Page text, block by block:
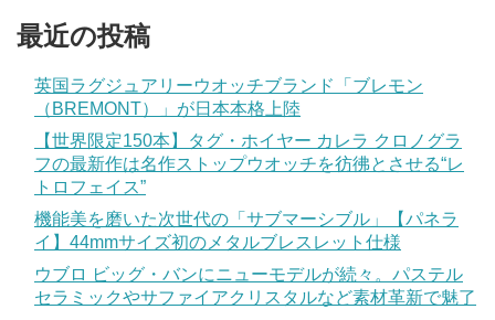
最近の投稿
英国ラグジュアリーウオッチブランド「ブレモン
（BREMONT）」が日本本格上陸
【世界限定150本】タグ・ホイヤー カレラ クロノグラ
フの最新作は名作ストップウオッチを彷彿とさせる“レ
トロフェイス”
機能美を磨いた次世代の「サブマーシブル」【パネラ
イ】44mmサイズ初のメタルブレスレット仕様
ウブロ ビッグ・バンにニューモデルが続々。パステル
セラミックやサファイアクリスタルなど素材革新で魅了